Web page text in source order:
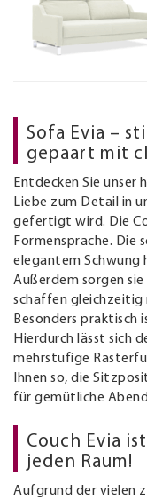
Sofa Evia –
gepaart mit
Entdecken Sie unser
Liebe zum Detail in
gefertigt wird. Die
Formensprache. Die
elegantem Schwung
Außerdem sorgen
schaffen gleichzeitig
Besonders praktisch
Hierdurch lässt sich
mehrstufige
Ihnen so, die
für gemütliche
Couch Evia
jeden Raum!
Aufgrund der vielen